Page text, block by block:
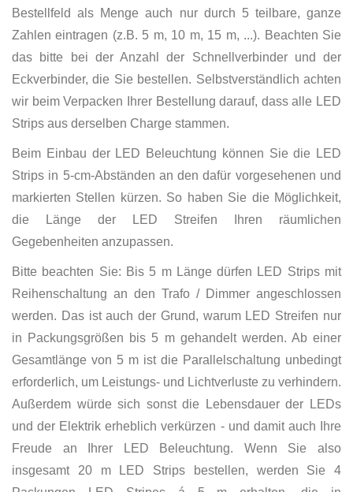
Bestellfeld als Menge auch nur durch 5 teilbare, ganze
Zahlen eintragen (z.B. 5 m, 10 m, 15 m, ...). Beachten Sie
das bitte bei der Anzahl der Schnellverbinder und der
Eckverbinder, die Sie bestellen. Selbstverständlich achten
wir beim Verpacken Ihrer Bestellung darauf, dass alle LED
Strips aus derselben Charge stammen.
Beim Einbau der LED Beleuchtung können Sie die LED
Strips in 5-cm-Abständen an den dafür vorgesehenen und
markierten Stellen kürzen. So haben Sie die Möglichkeit,
die Länge der LED Streifen Ihren räumlichen
Gegebenheiten anzupassen.
Bitte beachten Sie: Bis 5 m Länge dürfen LED Strips mit
Reihenschaltung an den Trafo / Dimmer angeschlossen
werden. Das ist auch der Grund, warum LED Streifen nur
in Packungsgrößen bis 5 m gehandelt werden. Ab einer
Gesamtlänge von 5 m ist die Parallelschaltung unbedingt
erforderlich, um Leistungs- und Lichtverluste zu verhindern.
Außerdem würde sich sonst die Lebensdauer der LEDs
und der Elektrik erheblich verkürzen - und damit auch Ihre
Freude an Ihrer LED Beleuchtung. Wenn Sie also
insgesamt 20 m LED Strips bestellen, werden Sie 4